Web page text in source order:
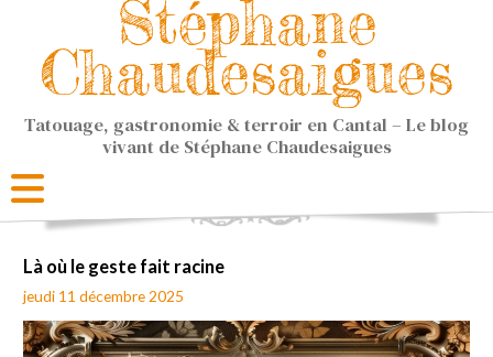
Stéphane
Chaudesaigues
Tatouage, gastronomie & terroir en Cantal – Le blog
vivant de Stéphane Chaudesaigues
Là où le geste fait racine
jeudi 11 décembre 2025